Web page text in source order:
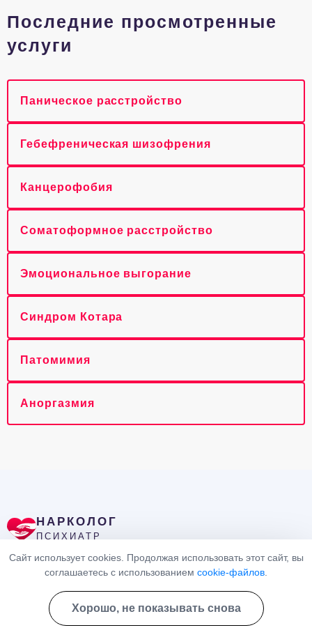
Последние просмотренные
услуги
Паническое расстройство
Гебефреническая шизофрения
Канцерофобия
Соматоформное расстройство
Эмоциональное выгорание
Синдром Котара
Патомимия
Аноргазмия
НАРКОЛОГ
ПСИХИАТР
Телефон
(информационная служба)
Сайт использует cookies. Продолжая использовать этот сайт, вы
соглашаетесь с использованием cookie-файлов
Хорошо, не показывать снова